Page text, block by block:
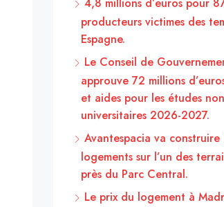
producteurs victimes des
Espagne.
Le Conseil de
approuve 72 millions
et aides pour les études non
universitaires 2026-2027.
Avantespacia va construire
logements sur l’un des
près du Parc Central.
Le prix du logement à